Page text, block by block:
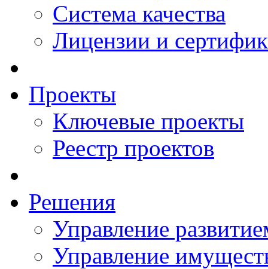
Система качества
Лицензии и
Проекты
Ключевые проекты
Реестр проектов
Решения
Управление
Управление